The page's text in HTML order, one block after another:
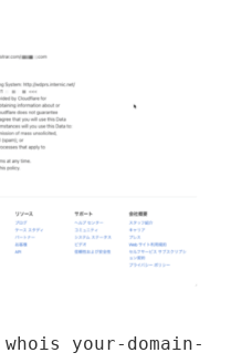
whois your-domain-